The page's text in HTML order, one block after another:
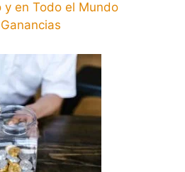
y en Todo el Mundo